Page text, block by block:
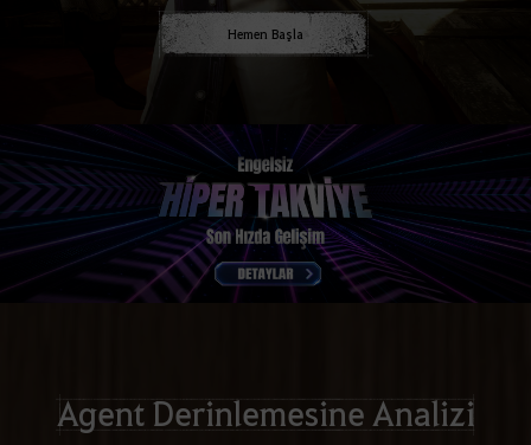
Hemen Başla
Agent Derinlemesine Analizi